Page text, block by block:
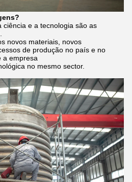
ciência e a tecnologia são as
novos materiais, novos
de produção no país e no
a empresa
no mesmo sector.